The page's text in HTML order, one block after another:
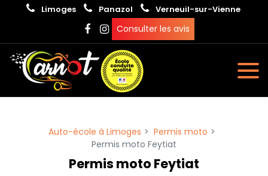
Limoges Panazol Verneuil-sur-Vienne
Consulter les avis
Auto-école à Limoges
Permis moto
Permis moto Feytiat
Permis moto Feytiat
Panneau de gestion des cookies